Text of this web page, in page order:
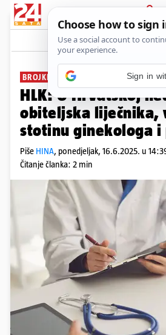
PRIJAVA
News
BROJKE LIJEČNIČKE KOMORE
HLK: U Hrvatskoj
obiteljska liječnika,
stotinu ginekologa
Piše HINA, ponedjeljak, 16.6.2025. u
Čitanje članka: 2 min